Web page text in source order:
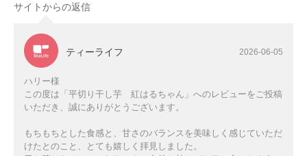
サイトからの返信
ティーライフ 2026-06-05
ハリー様
この度は「平切り干し芋 紅はるちゃん」へのレビューをご投稿
いただき、誠にありがとうございます。
もちもちとした食感と、甘さのバランスを美味しく感じていただ
けたとのこと、とても嬉しく拝見しました。